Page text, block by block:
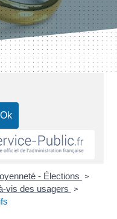
- Élections >
vis des usagers >